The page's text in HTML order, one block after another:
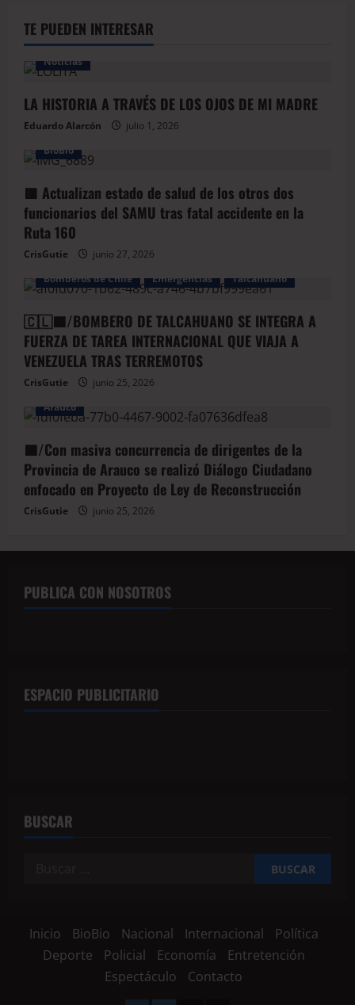
TE PUEDEN INTERESAR
Noticias
LA HISTORIA A TRAVÉS DE LOS OJOS DE MI MADRE
Eduardo Alarcón
julio 1, 2026
BioBio
🟥 Actualizan estado de salud de los otros dos
funcionarios del SAMU tras fatal accidente en la
Ruta 160
CrisGutie
junio 27, 2026
Bomberos de Chile
Emergencias Talcahuano
🇨🇱🟦/BOMBERO DE TALCAHUANO SE INTEGRA A
FUERZA DE TAREA INTERNACIONAL QUE VIAJA A
VENEZUELA TRAS TERREMOTOS
CrisGutie
junio 25, 2026
Arauco
🟦/Con masiva concurrencia de dirigentes de la
Provincia de Arauco se realizó Diálogo Ciudadano
enfocado en Proyecto de Ley de Reconstrucción
CrisGutie junio 25, 2026
PUBLICA CON NOSOTROS
ESPACIO PUBLICITARIO
BUSCAR
Inicio BioBio Nacional Internacional
Política
Deporte
Policial Economía
Entretención
Espectáculo
Contacto